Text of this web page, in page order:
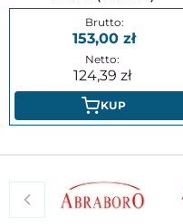
153,00
124,39
KUP